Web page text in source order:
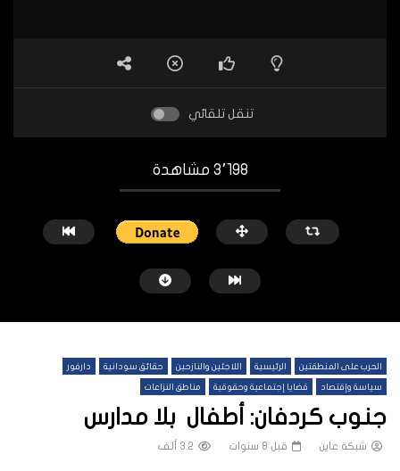
تنقل تلقائي
3٬198 مشاهدة
الحرب على المنطقتين الرئيسية اللاجئين والنازحين حقائق سودانية دارفور
سياسة وإقتصاد قضايا إجتماعية وحقوقية مناطق النزاعات
جنوب كردفان: أطفال بلا مدارس
شبكة عاين قبل 8 سنوات 3.2 ألف